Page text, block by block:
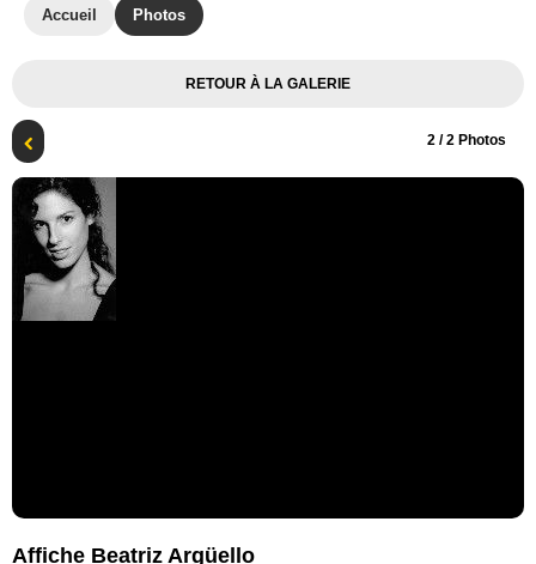
Accueil Photos
RETOUR À LA GALERIE
2 / 2 Photos
Affiche Beatriz Argüello